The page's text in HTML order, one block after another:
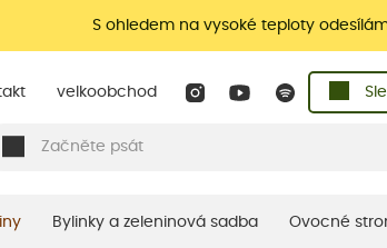
S ohledem na vysoké teploty
velkoobchod
Bylinky a zeleninová sadba Ovocné